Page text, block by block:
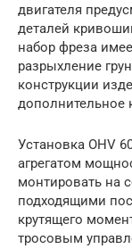
двигателя
деталей
набор фреза
разрыхление
конструкции
дополнительное
Установка OHV
агрегатом
монтировать на
подходящими
крутящего
тросовым